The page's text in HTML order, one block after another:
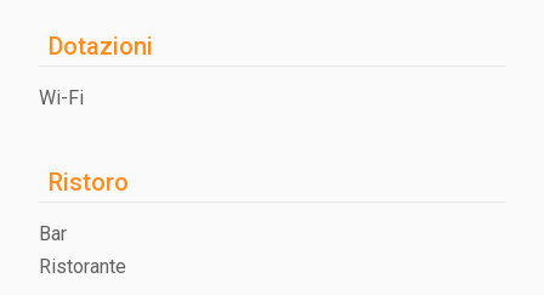
Dotazioni
Wi-Fi
Ristoro
Bar
Ristorante